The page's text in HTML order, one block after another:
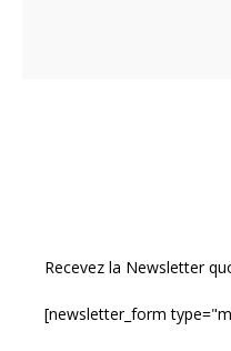
Recevez la Newsletter
[newsletter_form